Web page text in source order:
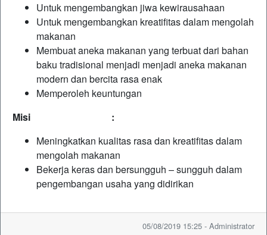
Untuk mengembangkan jiwa kewirausahaan
Untuk mengembangkan kreatifitas dalam mengolah
makanan
Membuat aneka makanan yang terbuat dari bahan
baku tradisional menjadi menjadi aneka makanan
modern dan bercita rasa enak
Memperoleh keuntungan
Misi :
Meningkatkan kualitas rasa dan kreatifitas dalam
mengolah makanan
Bekerja keras dan bersungguh – sungguh dalam
pengembangan usaha yang didirikan
05/08/2019 15:25 - Administrator